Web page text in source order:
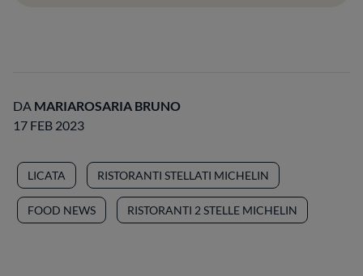
DA MARIAROSARIA BRUNO
17 FEB 2023
LICATA RISTORANTI STELLATI MICHELIN
FOOD NEWS RISTORANTI 2 STELLE MICHELIN